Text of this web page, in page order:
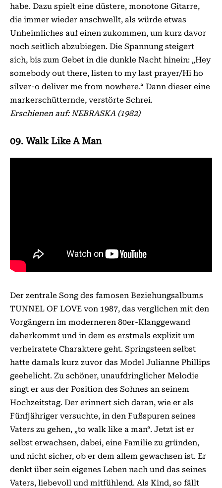
habe. Dazu spielt eine düstere, monotone Gitarre,
die immer wieder anschwellt, als würde etwas
Unheimliches auf einen zukommen, um kurz davor
noch seitlich abzubiegen. Die Spannung steigert
sich, bis zum Gebet in die dunkle Nacht hinein: „Hey
somebody out there, listen to my last prayer/Hi ho
silver-o deliver me from nowhere.“ Dann dieser eine
markerschütternde, verstörte Schrei.
Erschienen auf: NEBRASKA (1982)
09. Walk Like A Man
Der zentrale Song des famosen Beziehungsalbums
TUNNEL OF LOVE von 1987, das verglichen mit den
Vorgängern im moderneren 80er-Klanggewand
daherkommt und in dem es erstmals explizit um
verheiratete Charaktere geht. Springsteen selbst
hatte damals kurz zuvor das Model Julianne Phillips
geehelicht. Zu schöner, unaufdringlicher Melodie
singt er aus der Position des Sohnes an seinem
Hochzeitstag. Der erinnert sich daran, wie er als
Fünfjähriger versuchte, in den Fußspuren seines
Vaters zu gehen, „to walk like a man“. Jetzt ist er
selbst erwachsen, dabei, eine Familie zu gründen,
und nicht sicher, ob er dem allem gewachsen ist. Er
denkt über sein eigenes Leben nach und das seines
Vaters, liebevoll und mitfühlend. Als Kind, so fällt